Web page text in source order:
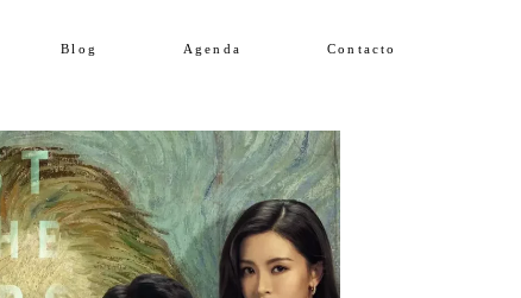
Blog Agenda Contacto